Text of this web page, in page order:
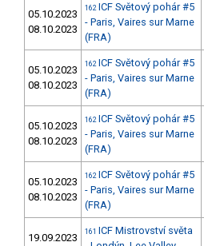
05.10.2023
08.10.2023
162 ICF Světový pohár #5
- Paris, Vaires sur Marne
(FRA)
05.10.2023
08.10.2023
162 ICF Světový pohár #5
- Paris, Vaires sur Marne
(FRA)
05.10.2023
08.10.2023
162 ICF Světový pohár #5
- Paris, Vaires sur Marne
(FRA)
05.10.2023
08.10.2023
162 ICF Světový pohár #5
- Paris, Vaires sur Marne
(FRA)
19.09.2023 161 ICF Mistrovství světa